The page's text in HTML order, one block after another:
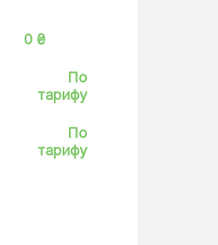
0 ₴
По
тарифу
По
тарифу